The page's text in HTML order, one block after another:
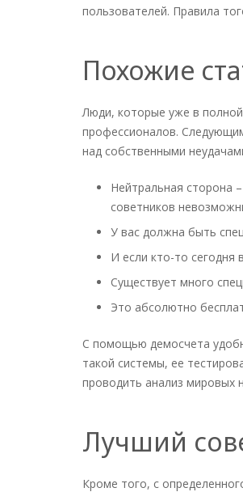
пользователей. Правила
Похожие
Люди, которые уже в
профессионалов.
над собственными
Нейтральная сторона
советников
У вас должна быть
И если кто-то сегодня
Существует много
Это абсолютно
С помощью демосчета
такой системы, ее
проводить анализ мировых
Лучший
Кроме того, с